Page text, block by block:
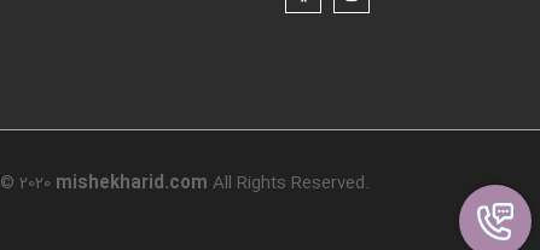
© 2020 mishekharid.com All Rights Reserved.